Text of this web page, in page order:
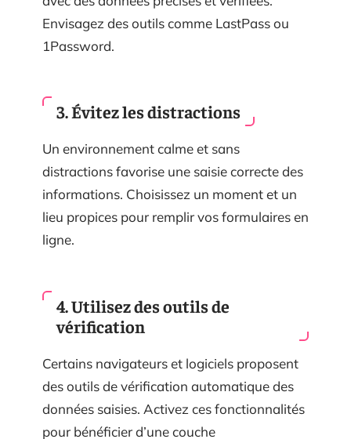
Envisagez des outils comme LastPass ou
1Password.
3. Évitez les distractions
Un environnement calme et sans
distractions favorise une saisie correcte des
informations. Choisissez un moment et un
lieu propices pour remplir vos formulaires en
ligne.
4. Utilisez des outils de
vérification
Certains navigateurs et logiciels proposent
des outils de vérification automatique des
données saisies. Activez ces fonctionnalités
pour bénéficier d’une couche